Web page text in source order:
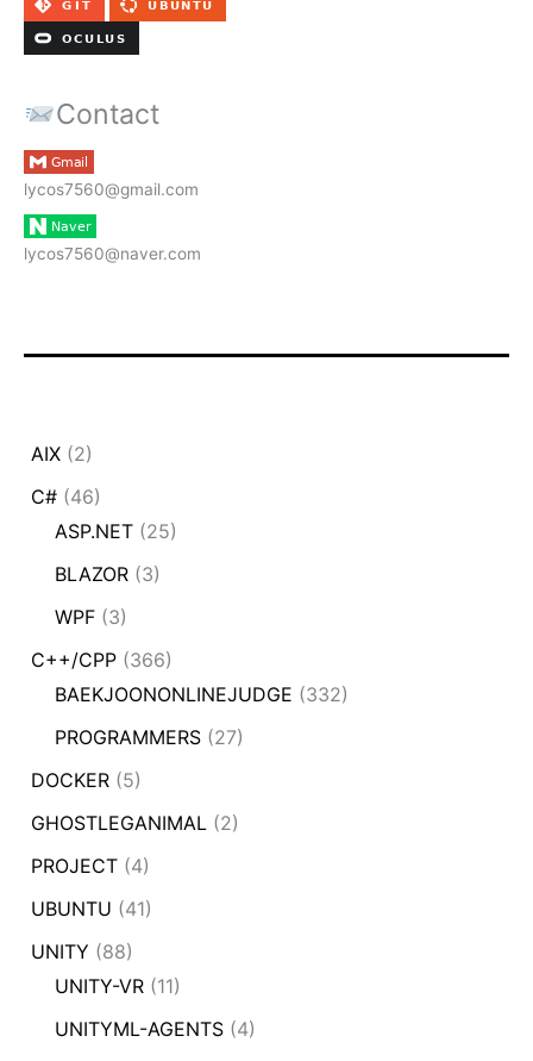
Contact
lycos7560@gmail.com
lycos7560@naver.com
AIX (2)
C# (46)
ASP.NET (25)
BLAZOR (3)
WPF (3)
C++/CPP (366)
BAEKJOONONLINEJUDGE (332)
PROGRAMMERS (27)
DOCKER (5)
GHOSTLEGANIMAL (2)
PROJECT (4)
UBUNTU (41)
UNITY (88)
UNITY-VR (11)
UNITYML-AGENTS (4)